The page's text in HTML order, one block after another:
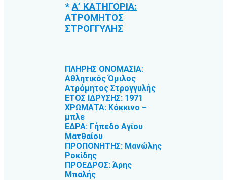
*Α’ ΚΑΤΗΓΟΡΙΑ:
ΑΤΡΟΜΗΤΟΣ
ΣΤΡΟΓΓΥΛΗΣ
ΠΛΗΡΗΣ ΟΝΟΜΑΣΙΑ:
Αθλητικός Όμιλος
Ατρόμητος Στρογγυλής
ΕΤΟΣ ΙΔΡΥΣΗΣ: 1971
ΧΡΩΜΑΤΑ: Κόκκινο –
μπλε
ΕΔΡΑ: Γήπεδο Αγίου
Ματθαίου
ΠΡΟΠΟΝΗΤΗΣ: Μανώλης
Ροκίδης
ΠΡΟΕΔΡΟΣ: Άρης
Μπαλής